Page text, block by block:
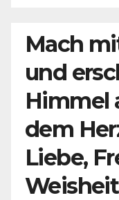
Mach
und
Himmel
dem
Liebe,